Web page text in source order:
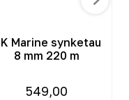
Marine synketau
8 mm 220 m
549,00